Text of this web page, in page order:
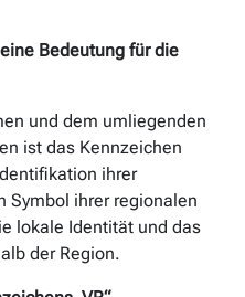
Bedeutung für die
und dem umliegenden
ist das Kennzeichen
ihrer
Symbol ihrer regionalen
lokale Identität und das
der Region.